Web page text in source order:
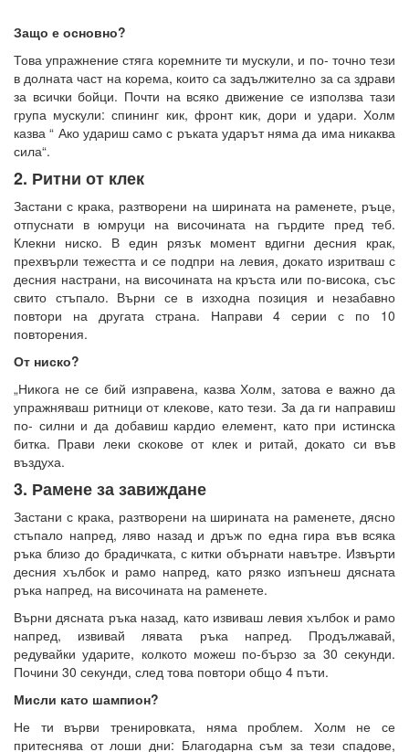
Защо е основно?
Това упражнение стяга коремните ти мускули, и по- точно тези
в долната част на корема, които са задължително за са здрави
за всички бойци. Почти на всяко движение се използва тази
група мускули: спининг кик, фронт кик, дори и удари. Холм
казва “ Ако удариш само с ръката ударът няма да има никаква
сила“.
2. Ритни от клек
Застани с крака, разтворени на ширината на раменете, ръце,
отпуснати в юмруци на височината на гърдите пред теб.
Клекни ниско. В един рязък момент вдигни десния крак,
прехвърли тежестта и се подпри на левия, докато изритваш с
десния настрани, на височината на кръста или по-висока, със
свито стъпало. Върни се в изходна позиция и незабавно
повтори на другата страна. Направи 4 серии с по 10
повторения.
От ниско?
„Никога не се бий изправена, казва Холм, затова е важно да
упражняваш ритници от клекове, като тези. За да ги направиш
по- силни и да добавиш кардио елемент, като при истинска
битка. Прави леки скокове от клек и ритай, докато си във
въздуха.
3. Рамене за завиждане
Застани с крака, разтворени на ширината на раменете, дясно
стъпало напред, ляво назад и дръж по една гира във всяка
ръка близо до брадичката, с китки обърнати навътре. Извърти
десния хълбок и рамо напред, като рязко изпънеш дясната
ръка напред, на височината на раменете.
Върни дясната ръка назад, като извиваш левия хълбок и рамо
напред, извивай лявата ръка напред. Продължавай,
редувайки ударите, колкото можеш по-бързо за 30 секунди.
Почини 30 секунди, след това повтори общо 4 пъти.
Мисли като шампион?
Не ти върви тренировката, няма проблем. Холм не се
притеснява от лоши дни: Благодарна съм за тези спадове,